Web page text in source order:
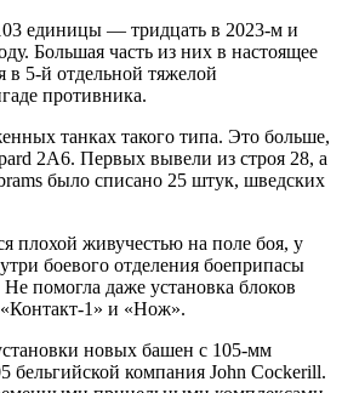
единицы — тридцать в 2023-м и
Большая часть из них в настоящее
в 5-й отдельной тяжелой
противника.
танках такого типа. Это больше,
2A6. Первых вывели из строя 28, а
было списано 25 штук, шведских
плохой живучестью на поле боя, у
боевого отделения боеприпасы
помогла даже установка блоков
1» и «Нож».
новых башен с 105-мм
бельгийской компания John Cockerill.